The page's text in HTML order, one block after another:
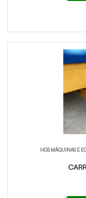
HGS MÁQUINAS E